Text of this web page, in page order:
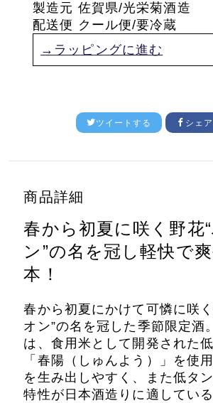
製造元 佐賀県/光栄菊酒造
配送便 クール便/要冷蔵
→ラッピングに進む
ツイートする シェ
商品詳細
春から初夏に咲く野花
ン”の名を冠し軽快で
本！
春から初夏にかけて可憐に咲
オン”の名を冠した季節限定酒
は、食用米として開発された
「春陽（しゅんよう）」を使
を生み出しやすく、また低タ
特性が日本酒造りに適している